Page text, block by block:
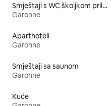
Smještaji s WC školjkom prilagođene visine
Garonne
Aparthoteli
Garonne
Smještaji sa saunom
Garonne
Kuće